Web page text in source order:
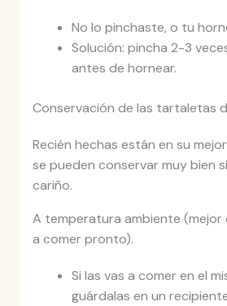
No lo pinchaste, o tu
Solución: pincha 2-3
antes de hornear.
Conservación de las tartaletas
Recién hechas están en su
se pueden conservar muy bien
cariño.
A temperatura ambiente (mejor
a comer pronto).
Si las vas a comer en el
guárdalas en un